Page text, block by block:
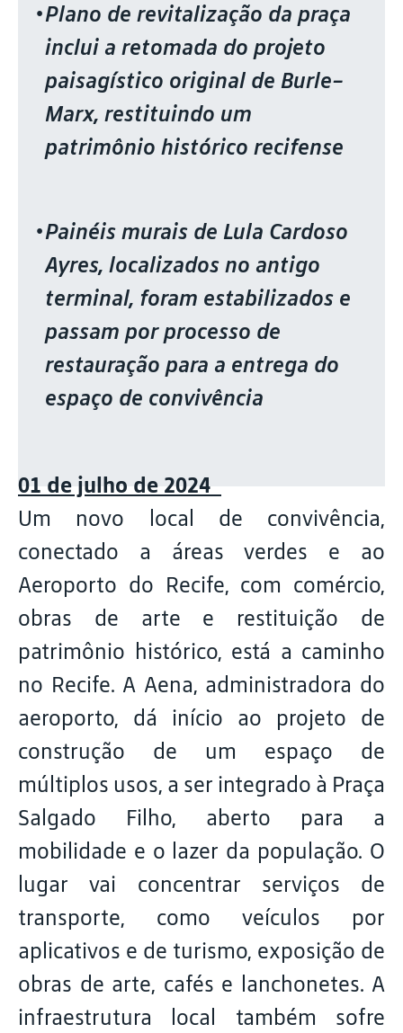
Plano de revitalização da praça
inclui a retomada do projeto
paisagístico original de Burle-
Marx, restituindo um
patrimônio histórico recifense
Painéis murais de Lula Cardoso
Ayres, localizados no antigo
terminal, foram estabilizados e
passam por processo de
restauração para a entrega do
espaço de convivência
01 de julho de 2024
Um novo local de convivência,
conectado a áreas verdes e ao
Aeroporto do Recife, com comércio,
obras de arte e restituição de
patrimônio histórico, está a caminho
no Recife. A Aena, administradora do
aeroporto, dá início ao projeto de
construção de um espaço de
múltiplos usos, a ser integrado à Praça
Salgado Filho, aberto para a
mobilidade e o lazer da população. O
lugar vai concentrar serviços de
transporte, como veículos por
aplicativos e de turismo, exposição de
obras de arte, cafés e lanchonetes. A
infraestrutura local também sofre